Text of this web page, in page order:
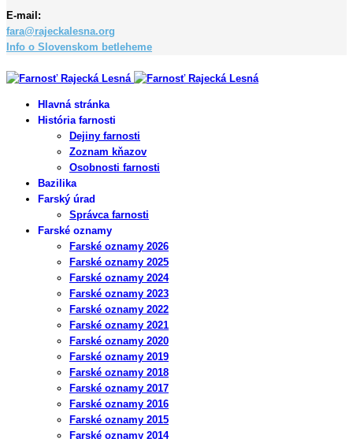
E-mail:
fara@rajeckalesna.org
Info o Slovenskom betleheme
Hlavná stránka
História farnosti
Dejiny farnosti
Zoznam kňazov
Osobnosti farnosti
Bazilika
Farský úrad
Správca farnosti
Farské oznamy
Farské oznamy 2026
Farské oznamy 2025
Farské oznamy 2024
Farské oznamy 2023
Farské oznamy 2022
Farské oznamy 2021
Farské oznamy 2020
Farské oznamy 2019
Farské oznamy 2018
Farské oznamy 2017
Farské oznamy 2016
Farské oznamy 2015
Farské oznamy 2014